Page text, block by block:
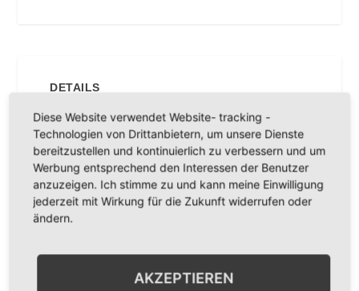
DETAILS
Zur Webseite
Diese Website verwendet Website- tracking -
Technologien von Drittanbietern, um unsere Dienste
bereitzustellen und kontinuierlich zu verbessern und um
Werbung entsprechend den Interessen der Benutzer
anzuzeigen. Ich stimme zu und kann meine Einwilligung
jederzeit mit Wirkung für die Zukunft widerrufen oder
ändern.
AKZEPTIEREN